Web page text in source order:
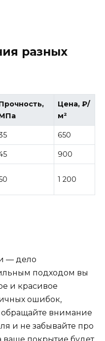
разных
Цена, ₽/
м²
650
900
1 200
— дело
подходом вы
и красивое
ошибок,
обращайте внимание
и не забывайте про